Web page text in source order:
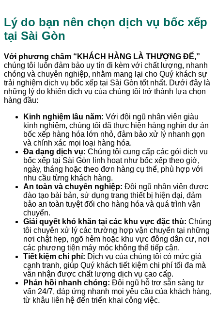
Lý do bạn nên chọn dịch vụ bốc xếp
tại Sài Gòn
Với phương châm “KHÁCH HÀNG LÀ THƯỢNG ĐẾ,”
chúng tôi luôn đảm bảo uy tín đi kèm với chất lượng, nhanh
chóng và chuyên nghiệp, nhằm mang lại cho Quý khách sự
trải nghiệm dịch vụ bốc xếp tại Sài Gòn tốt nhất. Dưới đây là
những lý do khiến dịch vụ của chúng tôi trở thành lựa chọn
hàng đầu:
Kinh nghiệm lâu năm: Với đội ngũ nhân viên giàu
kinh nghiệm, chúng tôi đã thực hiện hàng nghìn dự án
bốc xếp hàng hóa lớn nhỏ, đảm bảo xử lý nhanh gọn
và chính xác mọi loại hàng hóa.
Đa dạng dịch vụ: Chúng tôi cung cấp các gói dịch vụ
bốc xếp tại Sài Gòn linh hoạt như bốc xếp theo giờ,
ngày, tháng hoặc theo đơn hàng cụ thể, phù hợp với
nhu cầu từng khách hàng.
An toàn và chuyên nghiệp: Đội ngũ nhân viên được
đào tạo bài bản, sử dụng trang thiết bị hiện đại, đảm
bảo an toàn tuyệt đối cho hàng hóa và quá trình vận
chuyển.
Giải quyết khó khăn tại các khu vực đặc thù: Chúng
tôi chuyên xử lý các trường hợp vận chuyển tại những
nơi chật hẹp, ngõ hẻm hoặc khu vực đông dân cư, nơi
các phương tiện máy móc không thể tiếp cận.
Tiết kiệm chi phí: Dịch vụ của chúng tôi có mức giá
cạnh tranh, giúp Quý khách tiết kiệm chi phí tối đa mà
vẫn nhận được chất lượng dịch vụ cao cấp.
Phản hồi nhanh chóng: Đội ngũ hỗ trợ sẵn sàng tư
vấn 24/7, đáp ứng nhanh mọi yêu cầu của khách hàng,
từ khâu liên hệ đến triển khai công việc.